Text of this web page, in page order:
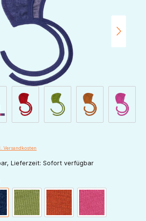
Versandkosten
Lieferzeit: Sofort verfügbar
grün orange pink